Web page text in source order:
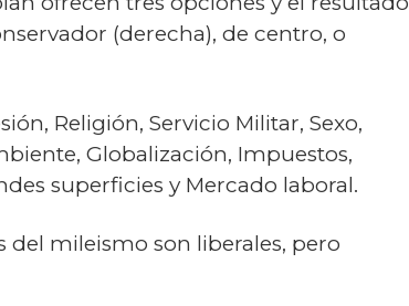
(derecha), de centro, o
Religión, Servicio Militar, Sexo,
Globalización, Impuestos,
superficies y Mercado laboral.
del mileismo son liberales, pero